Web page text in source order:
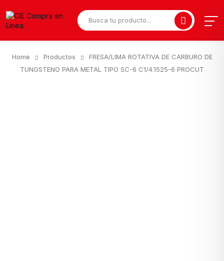
Home Productos
FRESA/LIMA ROTATIVA DE CARBURO DE
TUNGSTENO PARA METAL TIPO SC-6 C1/4.1525-6 PROCUT